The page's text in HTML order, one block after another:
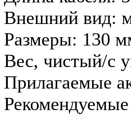
Внешний вид:
Размеры: 130
Вес, чистый/с
Прилагаемые